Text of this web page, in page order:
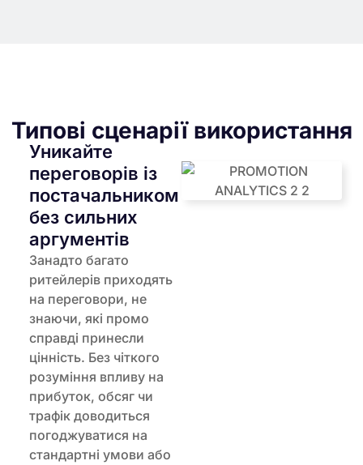
Типові сценарії використання
Уникайте
переговорів із
постачальником
без сильних
аргументів
Занадто багато
ритейлерів приходять
на переговори, не
знаючи, які промо
справді принесли
цінність. Без чіткого
розуміння впливу на
прибуток, обсяг чи
трафік доводиться
погоджуватися на
стандартні умови або